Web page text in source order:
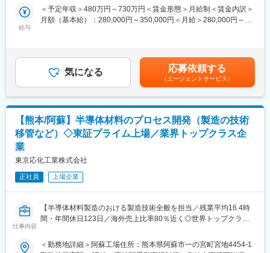
変更の範囲：会社の定める業務
・検査設備、装置の保守・管理
・社内、社外の依頼分析業務
阿蘇工場 品質管理課
【当社について】半導体デバイスの製造工程では、フォトリソグ
する様々なフォトレジストの開発・製造・販売を事業の柱として
成長してきた企業です。
「半導体用フォトレジスト製品」はグローバルニッチトップ企業
り、アジアを中心に北米・ヨーロッパのマーケットがメインフィ
に資金と人材を投資する動きも活発化。グローバル人材開発にも
をウエハに刻むことができ、当社は製品開発を通じて、半導体の
集積度向上の歴史に貢献してきました。そして、今後の将来にお
っています。
給与
＜予定年収＞480万円～730万円＜賃金形態＞月給制＜賃金内訳＞
月額（基本給）：280,000円～350,000円＜月給＞280,000円～
前年度実績）賃金はあくまでも目安の金額であり、選考を通じて
上下する可能性があります。月給(月額)は固定手当を含めた表記で
す。
気になる 応募依頼する
（エージェントサービス）
【熊本/阿蘇】半導体材料のプロセス開発（製造の技術
移管など）◇東証プライム上場／業界トップクラス企
業
東京応化工業株式会社
正社員 上場企業
仕事内容
【半導体材料製造のおける製造技術全般を担当／残業平均16.4時
間・年間休日123日／海外売上比率80％近く◎世界トップクラス
■職務内容：
＜勤務地詳細＞阿蘇工場住所：熊本県阿蘇市一の宮町宮地4454-1